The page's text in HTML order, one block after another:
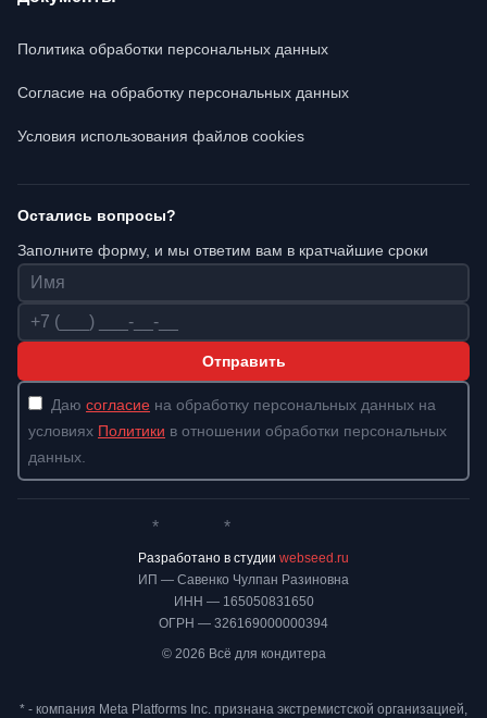
Политика обработки персональных данных
Согласие на обработку персональных данных
Условия использования файлов cookies
Остались вопросы?
Заполните форму, и мы ответим вам в кратчайшие сроки
Имя
Телефон
Отправить
Даю согласие на обработку персональных данных на
условиях Политики в отношении обработки персональных
данных.
ИП — Савенко Чулпан Разиновна
ИНН — 165050831650
ОГРН — 326169000000394
© 2026 Всё для кондитера
* *
Разработано в студии webseed.ru
* - компания Meta Platforms Inc. признана экстремистской организацией,